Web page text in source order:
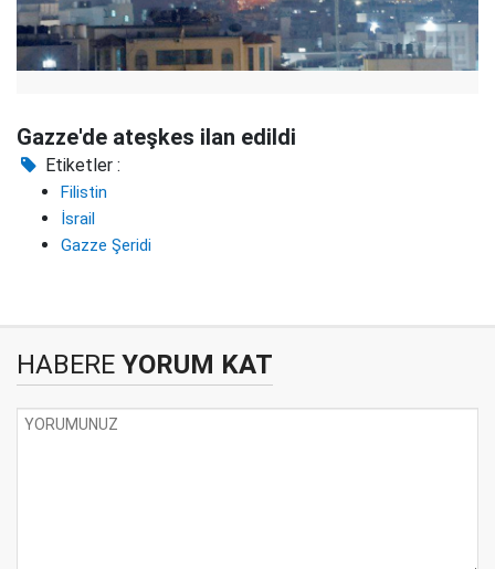
Gazze'de ateşkes ilan edildi
Etiketler :
Filistin
İsrail
Gazze Şeridi
HABERE YORUM KAT